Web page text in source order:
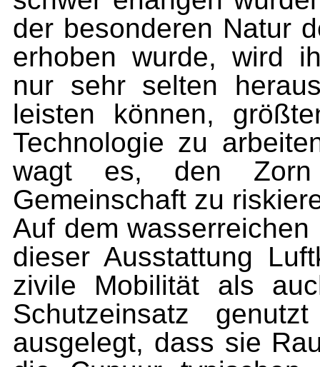
der besonderen Natur
erhoben wurde, wird
nur sehr selten
leisten können,
Technologie zu
wagt es, den Zorn
Gemeinschaft zu
Auf dem
dieser Ausstattung
zivile Mobilität als
Schutzeinsatz
ausgelegt, dass sie